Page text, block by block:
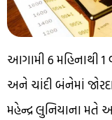
આગામી 6 મહિનાથી 1
અને ચાંદી બંનેમાં
મહેન્દ્ર લુનિયાના મતે